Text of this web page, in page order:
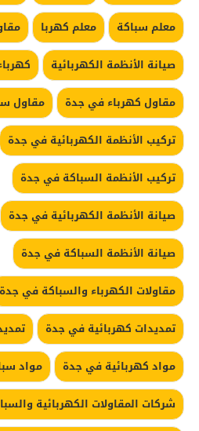
معلم سباكة
معلم كهربا
صيانة الأنظمة الكهربائية
مقاول كهرباء في جدة
مقاول
تركيب الأنظمة الكهربائية في جدة
تركيب الأنظمة السباكة في جدة
صيانة الأنظمة الكهربائية في جدة
صيانة الأنظمة السباكة في جدة
مقاولات الكهرباء والسباكة في جدة
تمديدات كهربائية في جدة
مواد كهربائية في جدة
مواد
شركات المقاولات الكهربائية